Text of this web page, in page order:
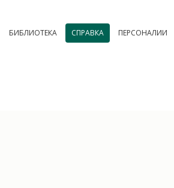
БИБЛИОТЕКА СПРАВКА ПЕРСОНАЛИИ